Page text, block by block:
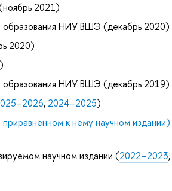
2021)
образования НИУ ВШЭ (декабрь 2020)
2020)
образования НИУ ВШЭ (декабрь 2019)
, 2024–2025)
к нему научном издании)
научном издании (2022–2023,